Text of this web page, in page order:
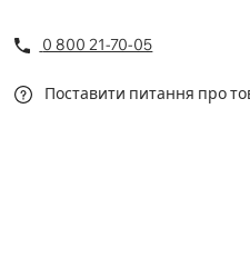
0 800 21-70-05
Поставити питання про